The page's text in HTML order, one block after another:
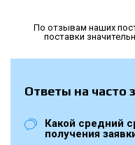
По отзывам наших
поставки
Ответы на часто
Какой средний
получения